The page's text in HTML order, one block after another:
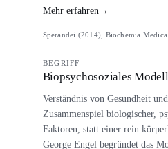
Mehr erfahren →
Sperandei (2014), Biochemia Medica
BEGRIFF
Biopsychosoziales Modell
Verständnis von Gesundheit
Zusammenspiel biologischer,
Faktoren, statt einer rein
George Engel begründet das